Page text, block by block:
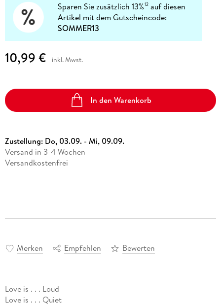
Sparen Sie zusätzlich 13%12 auf diesen
Artikel mit dem Gutscheincode:
SOMMER13
10,99 € inkl. Mwst.
In den Warenkorb
Zustellung: Do, 03.09. - Mi, 09.09.
Versand in 3-4 Wochen
Versandkostenfrei
Merken Empfehlen Bewerten
Love is . . . Loud
Love is . . . Quiet